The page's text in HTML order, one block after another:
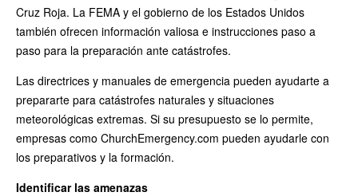
Cruz Roja. La FEMA y el gobierno de los Estados Unidos
también ofrecen información valiosa e instrucciones paso a
paso para la preparación ante catástrofes.
Las directrices y manuales de emergencia pueden ayudarte a
prepararte para catástrofes naturales y situaciones
meteorológicas extremas. Si su presupuesto se lo permite,
empresas como ChurchEmergency.com pueden ayudarle con
los preparativos y la formación.
Identificar las amenazas